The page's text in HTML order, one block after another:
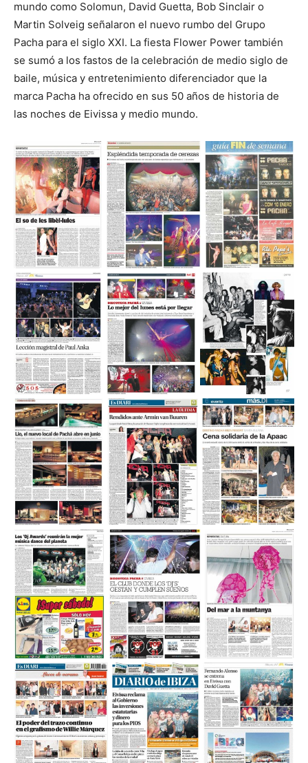
mundo como Solomun, David Guetta, Bob Sinclair o
Martin Solveig señalaron el nuevo rumbo del Grupo
Pacha para el siglo XXI. La fiesta Flower Power también
se sumó a los fastos de la celebración de medio siglo de
baile, música y entretenimiento diferenciador que la
marca Pacha ha ofrecido en sus 50 años de historia de
las noches de Eivissa y medio mundo.